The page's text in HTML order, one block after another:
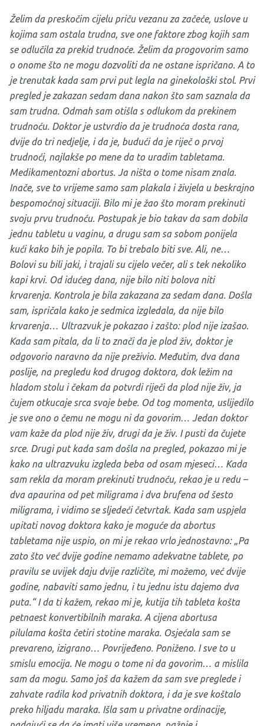
Želim da preskočim cijelu priču vezanu za začeće, uslove u
kojima sam ostala trudna, sve one faktore zbog kojih sam
se odlučila za prekid trudnoće. Želim da progovorim samo
o onome što ne mogu dozvoliti da ne ostane ispričano. A to
je trenutak kada sam prvi put legla na ginekološki stol. Prvi
pregled je zakazan sedam dana nakon što sam saznala da
sam trudna. Odmah sam otišla s odlukom da prekinem
trudnoću. Doktor je ustvrdio da je trudnoća dosta rana,
dvije do tri nedjelje, i da je, budući da je riječ o prvoj
trudnoći, najlakše po mene da to uradim tabletama.
Medikamentozni abortus. Ja ništa o tome nisam znala.
Inače, sve to vrijeme samo sam plakala i živjela u beskrajno
bespomoćnoj situaciji. Bilo mi je žao što moram prekinuti
svoju prvu trudnoću. Postupak je bio takav da sam dobila
jednu tabletu u vaginu, a drugu sam sa sobom ponijela
kući kako bih je popila. To bi trebalo biti sve. Ali, ne…
Bolovi su bili jaki, i trajali su cijelo večer, ali s tek nekoliko
kapi krvi. Od idućeg dana, nije bilo niti bolova niti
krvarenja. Kontrola je bila zakazana za sedam dana. Došla
sam, ispričala kako je sedmica izgledala, da nije bilo
krvarenja… Ultrazvuk je pokazao i zašto: plod nije izašao.
Kada sam pitala, da li to znači da je plod živ, doktor je
odgovorio naravno da nije preživio. Međutim, dva dana
poslije, na pregledu kod drugog doktora, dok ležim na
hladom stolu i čekam da potvrdi riječi da plod nije živ, ja
čujem otkucaje srca svoje bebe. Od tog momenta, uslijedilo
je sve ono o čemu ne mogu ni da govorim… Jedan doktor
vam kaže da plod nije živ, drugi da je živ. I pusti da čujete
srce. Drugi put kada sam došla na pregled, pokazao mi je
kako na ultrazvuku izgleda beba od osam mjeseci… Kada
sam rekla da moram prekinuti trudnoću, rekao je u redu –
dva apaurina od pet miligrama i dva brufena od šesto
miligrama, i vidimo se sljedeći četvrtak. Kada sam uspjela
upitati novog doktora kako je moguće da abortus
tabletama nije uspio, on mi je rekao vrlo jednostavno: „Pa
zato što već dvije godine nemamo adekvatne tablete, po
pravilu se uvijek daju dvije različite, mi možemo, već dvije
godine, nabaviti samo jednu, i tu jednu istu dajemo dva
puta.“ I da ti kažem, rekao mi je, kutija tih tableta košta
petnaest konvertibilnih maraka. A cijena abortusa
pilulama košta četiri stotine maraka. Osjećala sam se
prevareno, izigrano… Povrijeđeno. Poniženo. I sve to u
smislu emocija. Ne mogu o tome ni da govorim… a mislila
sam da mogu. Samo još da kažem da sam sve preglede i
zahvate radila kod privatnih doktora, i da je sve koštalo
preko hiljadu maraka. Išla sam u privatne ordinacije,